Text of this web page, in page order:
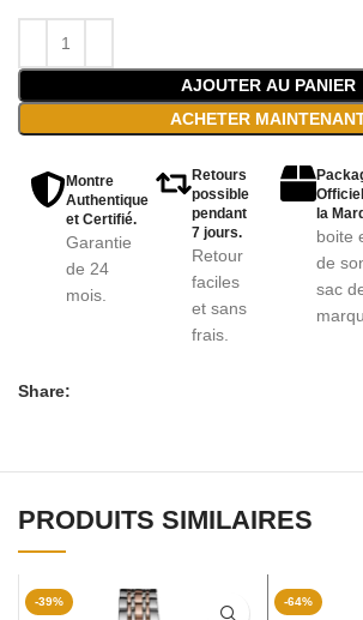
AJOUTER AU PANIER
ACHETER
Montre
Authentique
et Certifié.
Garantie
de 24
mois.
Retours
possible
pendant
7 jours.
Retour
faciles
et sans
frais.
la
boite
de
sac
Share:
PRODUITS SIMILAIRES
-39% -64%